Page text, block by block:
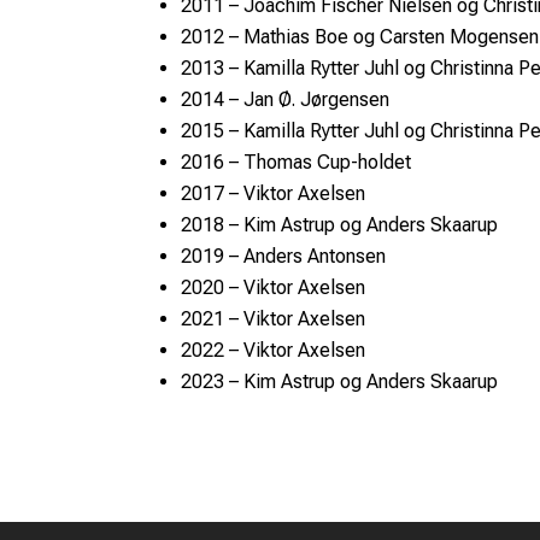
2011 – Joachim Fischer Nielsen og
2012 – Mathias Boe og Carsten Mogensen
2013 – Kamilla Rytter Juhl og Christinna
2014 – Jan Ø. Jørgensen
2015 – Kamilla Rytter Juhl og Christinna
2016 – Thomas Cup-holdet
2017 – Viktor Axelsen
2018 – Kim Astrup og Anders Skaarup
2019 – Anders Antonsen
2020 – Viktor Axelsen
2021 – Viktor Axelsen
2022 – Viktor Axelsen
2023 – Kim Astrup og Anders Skaarup